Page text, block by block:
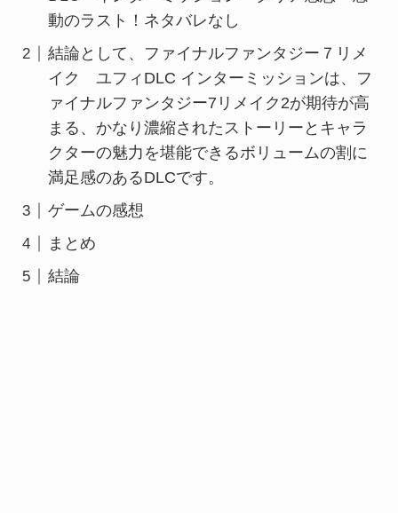
動のラスト！ネタバレなし
結論として、ファイナルファンタジー７リメ
イク ユフィDLC インターミッションは、フ
ァイナルファンタジー7リメイク2が期待が高
まる、かなり濃縮されたストーリーとキャラ
クターの魅力を堪能できるボリュームの割に
満足感のあるDLCです。
ゲームの感想
まとめ
結論